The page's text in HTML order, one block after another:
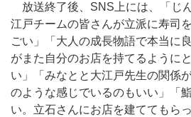
放送終了後、SNS上には、「じ
江戸チームの皆さんが立派に寿司
ごい」「大人の成長物語で本当に
がまた自分のお店を持てるように
い」「みなとと大江戸先生の関係
のような感じでいるのもいい」「
い。立石さんにお店を建ててもら